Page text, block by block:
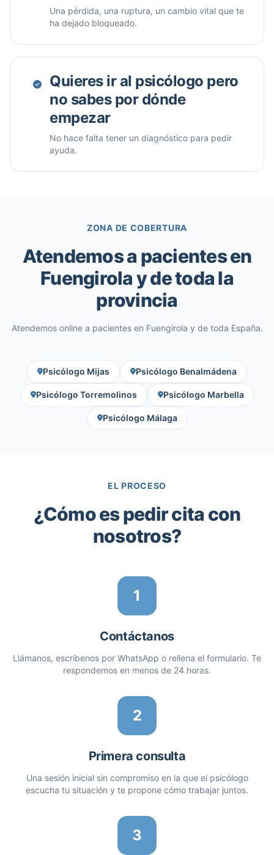
Una pérdida, una ruptura, un cambio vital que te
ha dejado bloqueado.
Quieres ir al psicólogo pero
no sabes por dónde
empezar
No hace falta tener un diagnóstico para pedir
ayuda.
ZONA DE COBERTURA
Atendemos a pacientes en
Fuengirola y de toda la
provincia
Atendemos online a pacientes en Fuengirola y de toda España.
Psicólogo Mijas Psicólogo Benalmádena
Psicólogo Torremolinos Psicólogo Marbella
Psicólogo Málaga
EL PROCESO
¿Cómo es pedir cita con
nosotros?
1
Contáctanos
Llámanos, escríbenos por WhatsApp o rellena el formulario. Te
respondemos en menos de 24 horas.
2
Primera consulta
Una sesión inicial sin compromiso en la que el psicólogo
escucha tu situación y te propone cómo trabajar juntos.
3